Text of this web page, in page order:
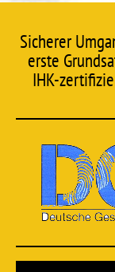
Sicherer
erste
IHK-